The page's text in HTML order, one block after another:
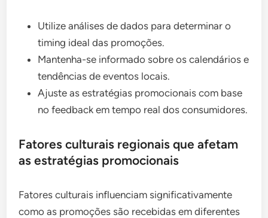
Utilize análises de dados para determinar o
timing ideal das promoções.
Mantenha-se informado sobre os calendários e
tendências de eventos locais.
Ajuste as estratégias promocionais com base
no feedback em tempo real dos consumidores.
Fatores culturais regionais que afetam
as estratégias promocionais
Fatores culturais influenciam significativamente
como as promoções são recebidas em diferentes